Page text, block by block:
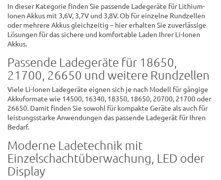
In dieser Kategorie finden Sie passende Ladegeräte für Lithium-
Ionen Akkus mit 3,6V, 3,7V und 3,8V. Ob für einzelne Rundzellen
oder mehrere Akkus gleichzeitig – hier erhalten Sie zuverlässige
Lösungen für das sichere und komfortable Laden Ihrer Li-Ionen
Akkus.
Passende Ladegeräte für 18650,
21700, 26650 und weitere Rundzellen
Viele Li-Ionen Ladegeräte eignen sich je nach Modell für gängige
Akkuformate wie 14500, 16340, 18350, 18650, 20700, 21700 oder
26650. Damit finden Sie sowohl für kompakte Geräte als auch für
leistungsstarke Anwendungen das passende Ladegerät für Ihren
Bedarf.
Moderne Ladetechnik mit
Einzelschachtüberwachung, LED oder
Display